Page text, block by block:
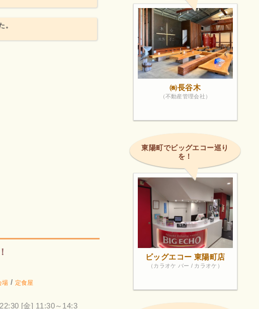
。
場 / 定食屋
[金] 11:30～14:3
㈱長谷木
（不動産管理会社）
東陽町でビッグエコー巡り
を！
ビッグエコー 東陽町店
（カラオケ バー / カラオケ）